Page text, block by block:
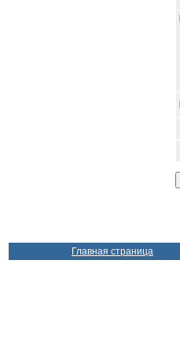
Главная страница